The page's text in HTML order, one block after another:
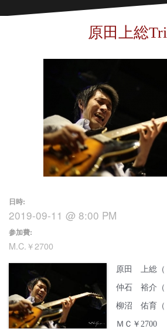
原田上総
日時:
2019-09-11 @ 8:00 PM
参加費:
M.C.￥2700
原田 上総（
仲石 裕介（
柳沼 佑育（
ＭＣ￥2700